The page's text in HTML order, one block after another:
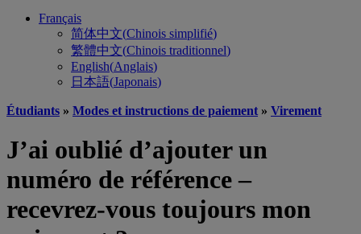
FAQ
Français
简体中文(Chinois simplifié)
繁體中文(Chinois traditionnel)
English(Anglais)
日本語(Japonais)
Étudiants » Modes et instructions de paiement » Virement
J’ai oublié d’ajouter un
numéro de référence –
recevrez-vous toujours mon